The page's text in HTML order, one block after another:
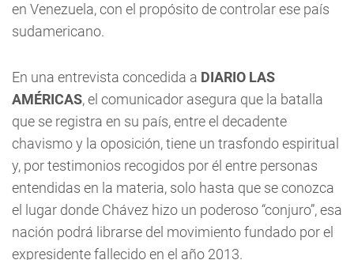
en Venezuela, con el propósito de controlar ese país
sudamericano.
En una entrevista concedida a DIARIO LAS
AMÉRICAS, el comunicador asegura que la batalla
que se registra en su país, entre el decadente
chavismo y la oposición, tiene un trasfondo espiritual
y, por testimonios recogidos por él entre personas
entendidas en la materia, solo hasta que se conozca
el lugar donde Chávez hizo un poderoso “conjuro”, esa
nación podrá librarse del movimiento fundado por el
expresidente fallecido en el año 2013.